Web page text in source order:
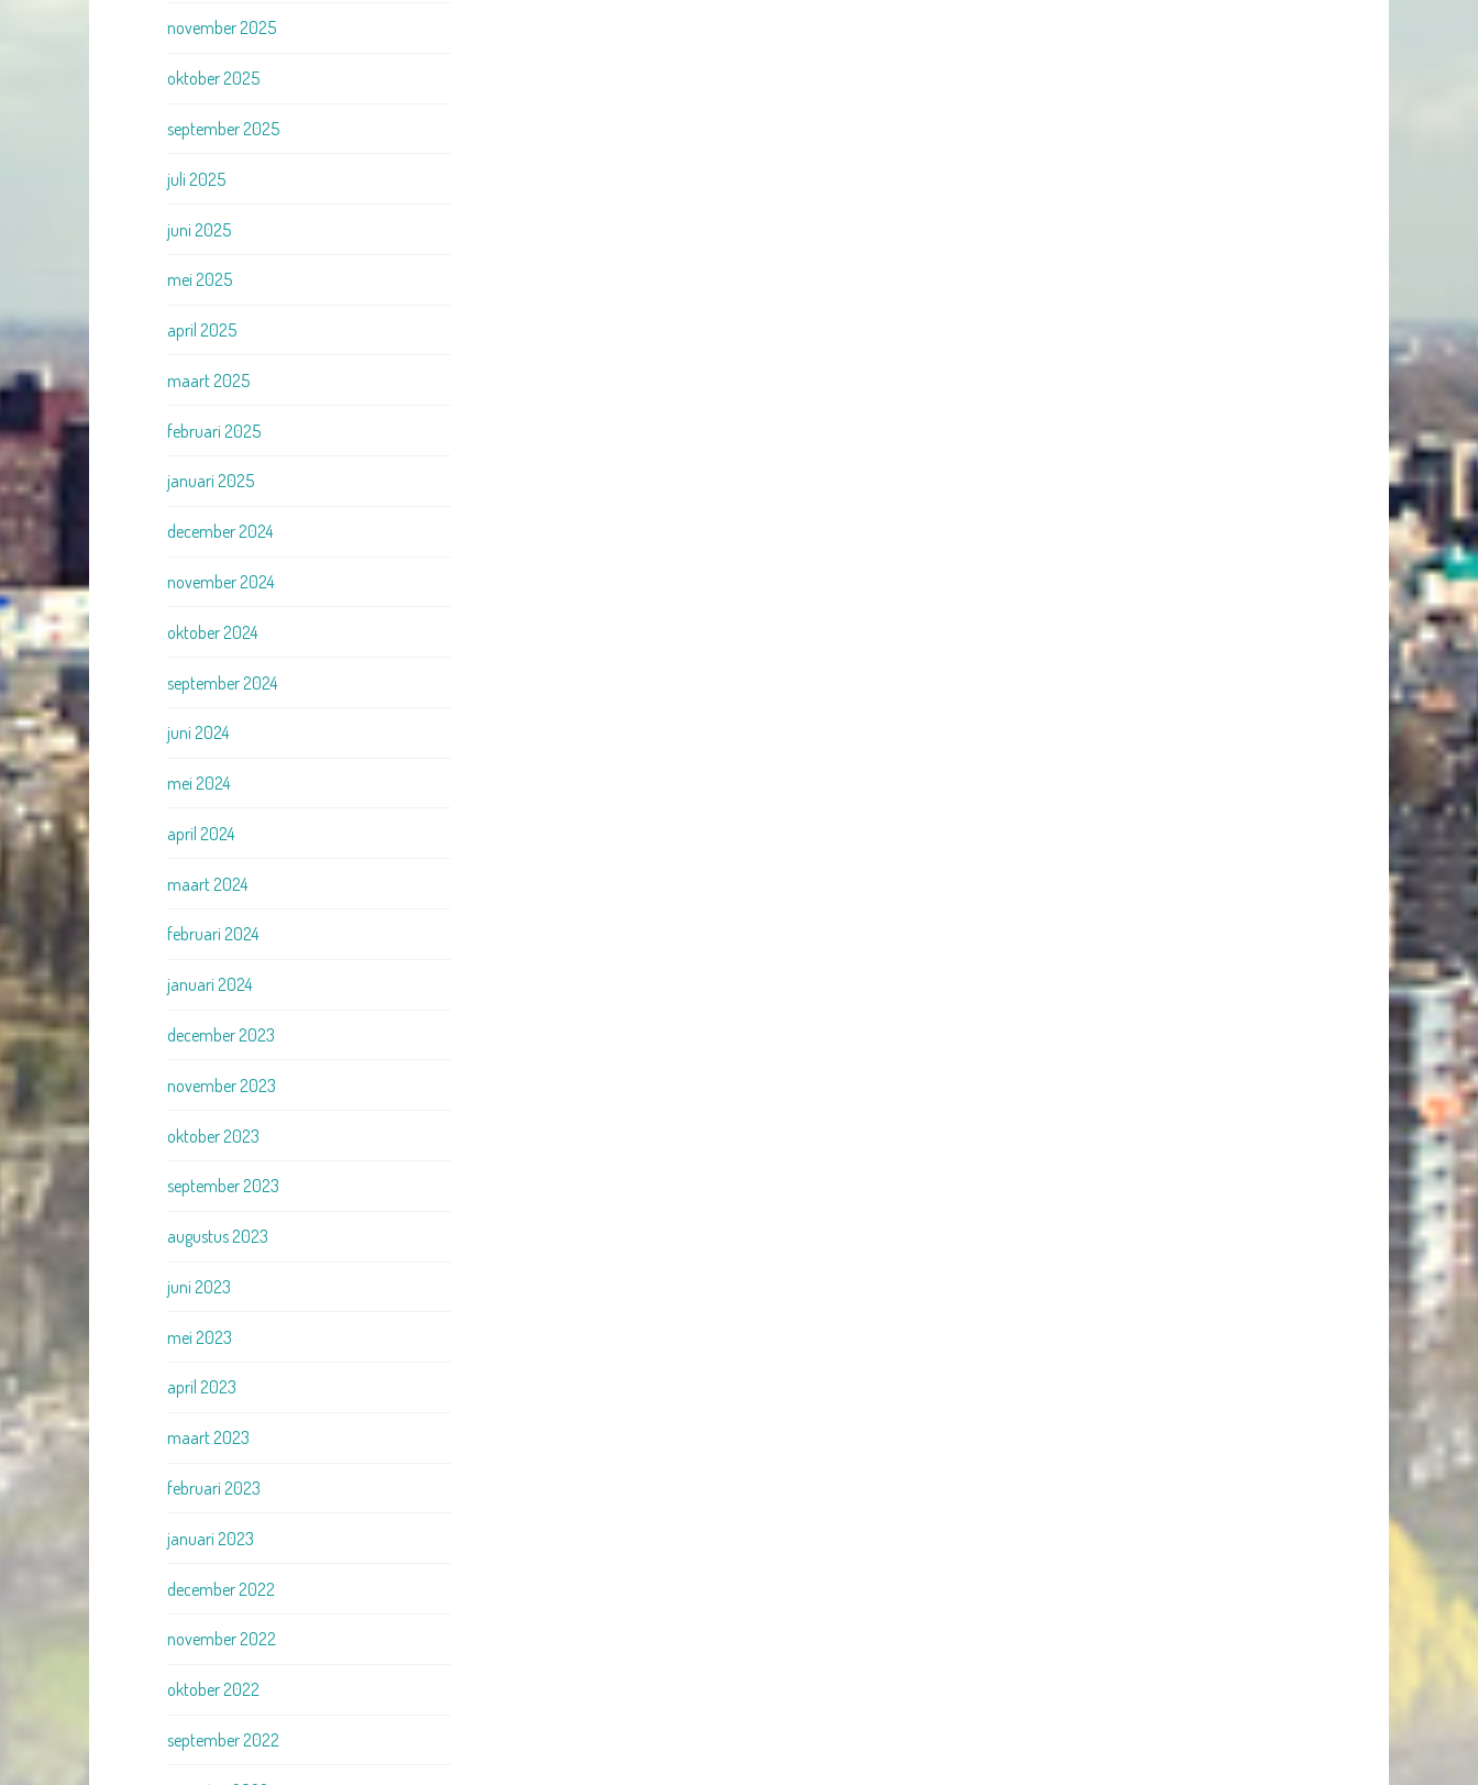
november 2025
oktober 2025
september 2025
juli 2025
juni 2025
mei 2025
april 2025
maart 2025
februari 2025
januari 2025
december 2024
november 2024
oktober 2024
september 2024
juni 2024
mei 2024
april 2024
maart 2024
februari 2024
januari 2024
december 2023
november 2023
oktober 2023
september 2023
augustus 2023
juni 2023
mei 2023
april 2023
maart 2023
februari 2023
januari 2023
december 2022
november 2022
oktober 2022
september 2022